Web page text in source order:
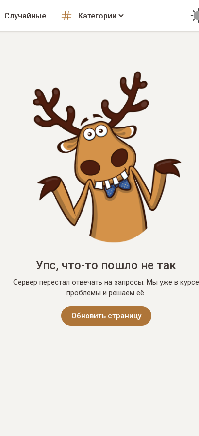
Случайные Категории
Упс, что-то пошло не так
Сервер перестал отвечать на запросы. Мы уже в курсе
проблемы и решаем её.
Обновить страницу